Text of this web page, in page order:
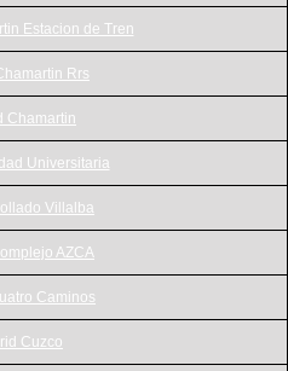
Estacion de Tren
Rrs
Chamartin
Universitaria
Villalba
AZCA
Caminos
Cuzco